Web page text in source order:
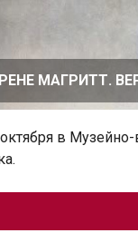
РЕНЕ МАГРИТТ.
в